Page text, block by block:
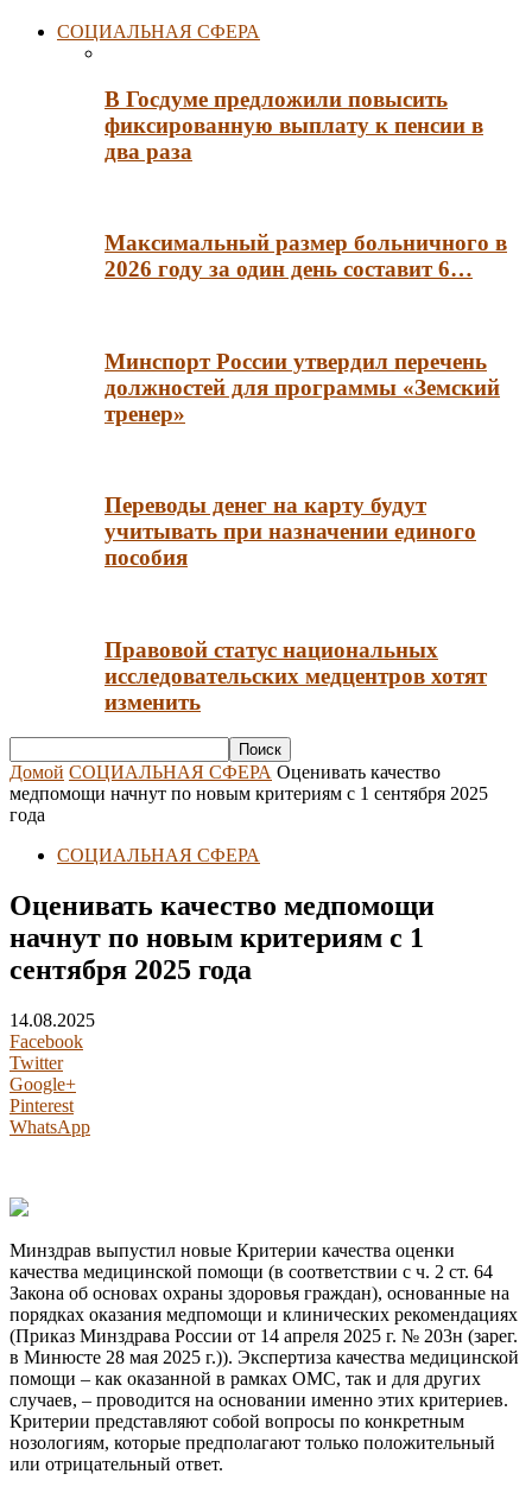
СОЦИАЛЬНАЯ СФЕРА
В Госдуме предложили повысить
фиксированную выплату к пенсии в
два раза
Максимальный размер больничного в
2026 году за один день составит 6…
Минспорт России утвердил перечень
должностей для программы «Земский
тренер»
Переводы денег на карту будут
учитывать при назначении единого
пособия
Правовой статус национальных
исследовательских медцентров хотят
изменить
Домой СОЦИАЛЬНАЯ СФЕРА Оценивать качество
медпомощи начнут по новым критериям с 1 сентября 2025
года
СОЦИАЛЬНАЯ СФЕРА
Оценивать качество медпомощи
начнут по новым критериям с 1
сентября 2025 года
14.08.2025
Facebook
Twitter
Google+
Pinterest
WhatsApp
Минздрав выпустил новые Критерии качества оценки
качества медицинской помощи (в соответствии с ч. 2 ст. 64
Закона об основах охраны здоровья граждан), основанные на
порядках оказания медпомощи и клинических рекомендациях
(Приказ Минздрава России от 14 апреля 2025 г. № 203н (зарег.
в Минюсте 28 мая 2025 г.)). Экспертиза качества медицинской
помощи – как оказанной в рамках ОМС, так и для других
случаев, – проводится на основании именно этих критериев.
Критерии представляют собой вопросы по конкретным
нозологиям, которые предполагают только положительный
или отрицательный ответ.